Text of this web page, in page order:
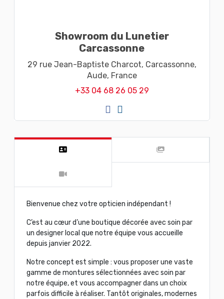
Showroom du Lunetier
Carcassonne
29 rue Jean-Baptiste Charcot, Carcassonne,
Aude, France
+33 04 68 26 05 29
Bienvenue chez votre opticien indépendant !
C’est au cœur d’une boutique décorée avec soin par
un designer local que notre équipe vous accueille
depuis janvier 2022.
Notre concept est simple : vous proposer une vaste
gamme de montures sélectionnées avec soin par
notre équipe, et vous accompagner dans un choix
parfois difficile à réaliser. Tantôt originales, modernes